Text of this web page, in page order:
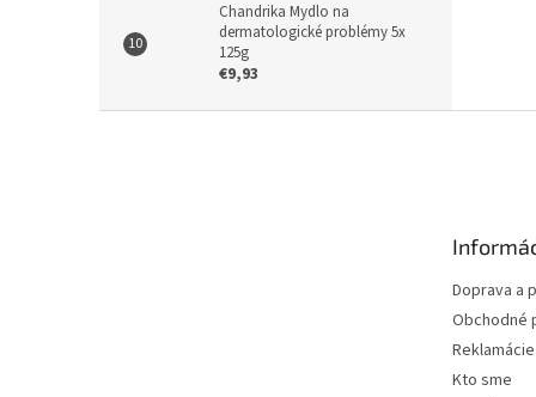
Chandrika Mydlo na
dermatologické problémy 5x
125g
€9,93
Doprava a
Obchodné
Kto sme